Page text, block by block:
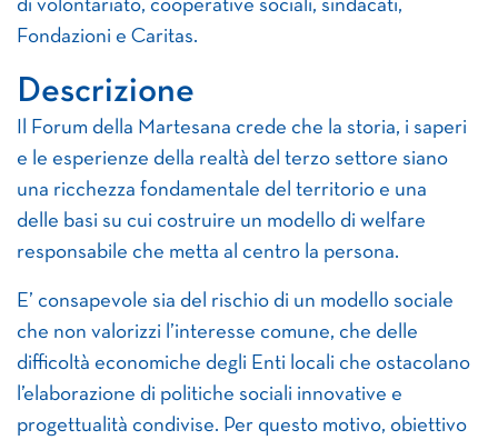
di volontariato, cooperative sociali, sindacati,
Fondazioni e Caritas.
Descrizione
Il Forum della Martesana crede che la storia, i saperi
e le esperienze della realtà del terzo settore siano
una ricchezza fondamentale del territorio e una
delle basi su cui costruire un modello di welfare
responsabile che metta al centro la persona.
E’ consapevole sia del rischio di un modello sociale
che non valorizzi l’interesse comune, che delle
difficoltà economiche degli Enti locali che ostacolano
l’elaborazione di politiche sociali innovative e
progettualità condivise. Per questo motivo, obiettivo